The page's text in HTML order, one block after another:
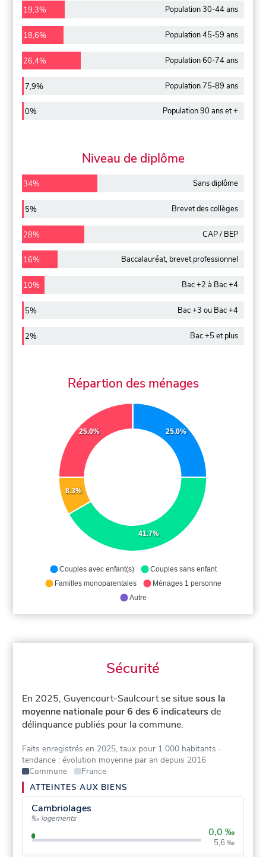
19,3% Population 30-44 ans
18,6% Population 45-59 ans
26,4% Population 60-74 ans
7,9% Population 75-89 ans
0% Population 90 ans et +
Niveau de diplôme
34% Sans diplôme
5% Brevet des collèges
28% CAP / BEP
16% Baccalauréat, brevet professionnel
10% Bac +2 à Bac +4
5% Bac +3 ou Bac +4
2% Bac +5 et plus
Répartion des ménages
25.0%
41.7%
8.3%
25.0%
Couples avec enfant(s)
Couples sans enfant
Familles monoparentales
Ménages 1 personne
Autre
Sécurité
En 2025, Guyencourt-Saulcourt se situesous la
moyenne nationale pour 6 des 6 indicateurs de
délinquance publiés pour la commune.
Faits enregistrés en 2025, taux pour 1 000 habitants ·
tendance : évolution moyenne par an depuis 2016
Commune
France
ATTEINTES AUX BIENS
Cambriolages
‰ logements
0,0 ‰
5,6 ‰